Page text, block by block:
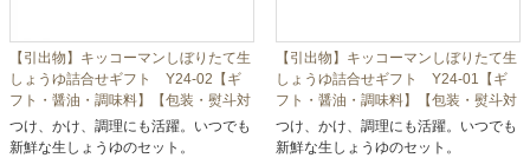
【引出物】キッコーマンしぼりたて生
しょうゆ詰合せギフト Y24-02【ギ
フト・醤油・調味料】【包装・熨斗対
応】
つけ、かけ、調理にも活躍。いつでも
新鮮な生しょうゆのセット。
【引出物】キッコーマンしぼりたて生
しょうゆ詰合せギフト Y24-01【ギ
フト・醤油・調味料】【包装・熨斗対
応】
つけ、かけ、調理にも活躍。いつでも
新鮮な生しょうゆのセット。